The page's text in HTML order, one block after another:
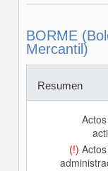
BORME
Mercantil)
Resumen
(!)